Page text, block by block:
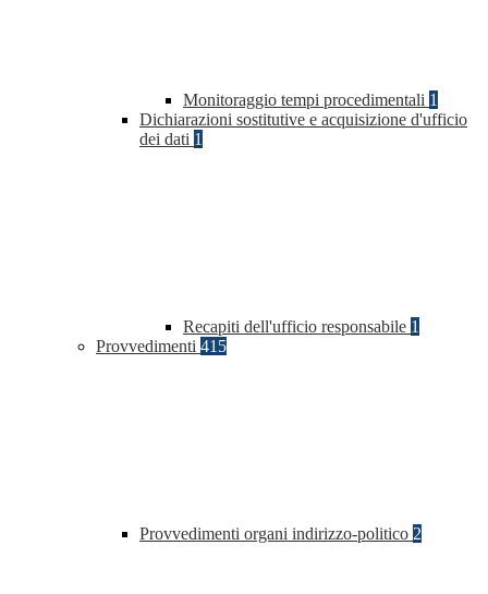
Monitoraggio tempi procedimentali 1
Dichiarazioni sostitutive e acquisizione d'ufficio
dei dati 1
Recapiti dell'ufficio responsabile 1
Provvedimenti 415
Provvedimenti organi indirizzo-politico 2